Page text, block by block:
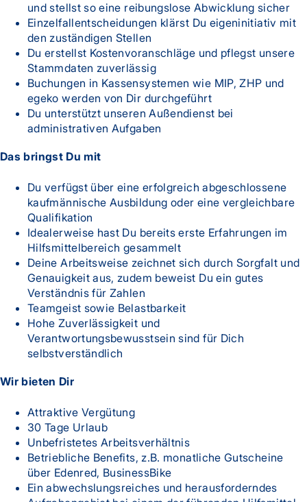
und stellst so eine reibungslose Abwicklung sicher
Einzelfallentscheidungen klärst Du eigeninitiativ mit
den zuständigen Stellen
Du erstellst Kostenvoranschläge und pflegst unsere
Stammdaten zuverlässig
Buchungen in Kassensystemen wie MIP, ZHP und
egeko werden von Dir durchgeführt
Du unterstützt unseren Außendienst bei
administrativen Aufgaben
Das bringst Du mit
Du verfügst über eine erfolgreich abgeschlossene
kaufmännische Ausbildung oder eine vergleichbare
Qualifikation
Idealerweise hast Du bereits erste Erfahrungen im
Hilfsmittelbereich gesammelt
Deine Arbeitsweise zeichnet sich durch Sorgfalt und
Genauigkeit aus, zudem beweist Du ein gutes
Verständnis für Zahlen
Teamgeist sowie Belastbarkeit
Hohe Zuverlässigkeit und
Verantwortungsbewusstsein sind für Dich
selbstverständlich
Wir bieten Dir
Attraktive Vergütung
30 Tage Urlaub
Unbefristetes Arbeitsverhältnis
Betriebliche Benefits, z.B. monatliche Gutscheine
über Edenred, BusinessBike
Ein abwechslungsreiches und herausforderndes